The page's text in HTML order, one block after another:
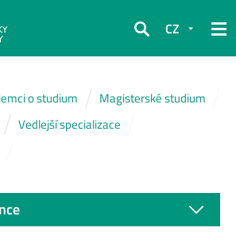
Hledat
CZ
o studium
Magisterské studium
Vedlejší specializace